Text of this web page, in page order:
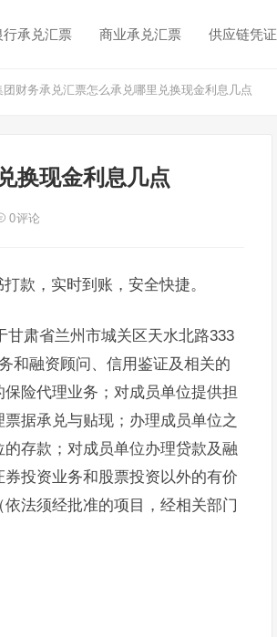
行承兑汇票 商业承兑汇票 供应链凭证
团财务承兑汇票怎么承兑哪里兑换现金利息几点
换现金利息几点
0评论
款，实时到账，安全快捷。
甘肃省兰州市城关区天水北路333
和融资顾问、信用鉴证及相关的
险代理业务；对成员单位提供担
据承兑与贴现；办理成员单位之
存款；对成员单位办理贷款及融
投资业务和股票投资以外的有价
法须经批准的项目，经相关部门